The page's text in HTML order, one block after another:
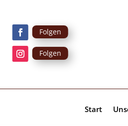
Folgen
Folgen
Start